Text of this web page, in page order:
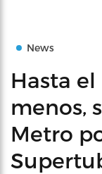
News
Hasta
menos,
Metro